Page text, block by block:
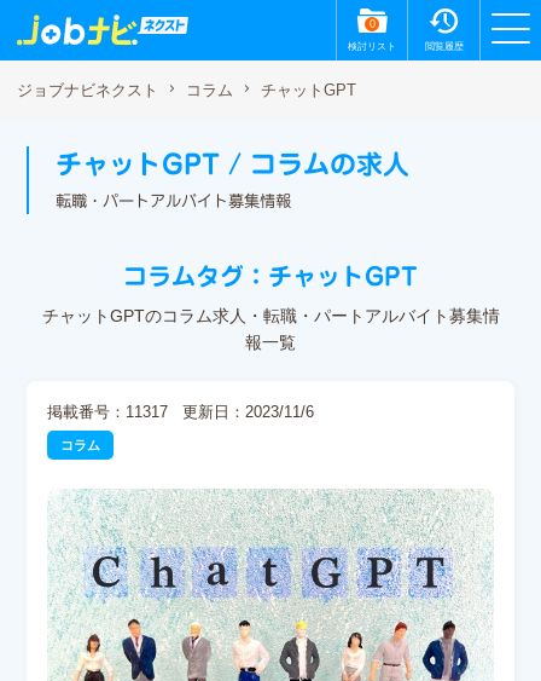
0
検討リスト 閲覧履歴
ジョブナビネクスト コラム チャットGPT
チャットGPT / コラムの求人
転職・パートアルバイト募集情報
コラムタグ：チャットGPT
チャットGPTのコラム求人・転職・パートアルバイト募集情
報一覧
掲載番号：11317 更新日：2023/11/6
コラム